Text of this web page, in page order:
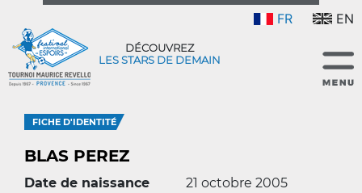
FR EN
DÉCOUVREZ
LES STARS DE DEMAIN
FICHE D'IDENTITÉ
BLAS PEREZ
Date de naissance
21 octobre 2005